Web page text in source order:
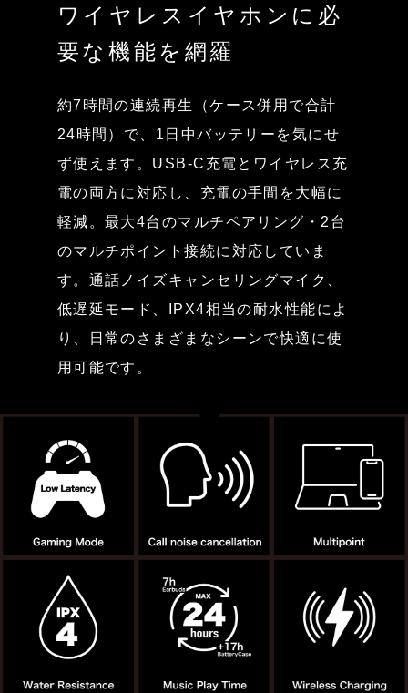
ワイヤレスイヤホンに必
要な機能を網羅
約7時間の連続再生（ケース併用で合計
24時間）で、1日中バッテリーを気にせ
ず使えます。USB-C充電とワイヤレス充
電の両方に対応し、充電の手間を大幅に
軽減。最大4台のマルチペアリング・2台
のマルチポイント接続に対応していま
す。通話ノイズキャンセリングマイク、
低遅延モード、IPX4相当の耐水性能によ
り、日常のさまざまなシーンで快適に使
用可能です。